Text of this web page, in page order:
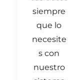
siempre
que lo
necesite
s con
nuestro